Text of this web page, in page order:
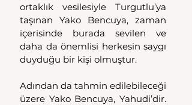
ortaklık vesilesiyle Turgutlu’ya
taşınan Yako Bencuya, zaman
içerisinde burada sevilen ve
daha da önemlisi herkesin saygı
duyduğu bir kişi olmuştur.
Adından da tahmin edilebileceği
üzere Yako Bencuya, Yahudi’dir.